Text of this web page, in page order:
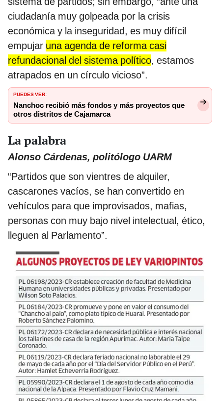
ciudadanía muy golpeada por la crisis
económica y la inseguridad, es muy difícil
empujar una agenda de reforma casi
refundacional del sistema político, estamos
atrapados en un círculo vicioso”.
PUEDES VER:
Nanchoc recibió más fondos y más proyectos que
otros distritos de Cajamarca
La palabra
Alonso Cárdenas, politólogo UARM
“Partidos que son vientres de alquiler,
cascarones vacíos, se han convertido en
vehículos para que improvisados, mafias,
personas con muy bajo nivel intelectual, ético,
lleguen al Parlamento”.